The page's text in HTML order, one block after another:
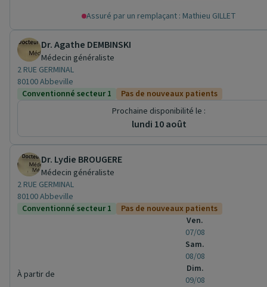
Assuré par un remplaçant : Mathieu GILLET
Dr. Agathe DEMBINSKI
Médecin généraliste
2 RUE GERMINAL
80100 Abbeville
Conventionné secteur 1
Pas de nouveaux patients
Prochaine disponibilité le :
lundi 10 août
Dr. Lydie BROUGERE
Médecin généraliste
2 RUE GERMINAL
80100 Abbeville
Conventionné secteur 1
Pas de nouveaux patients
À partir de
Ven.
07/08
Sam.
08/08
Dim.
09/08